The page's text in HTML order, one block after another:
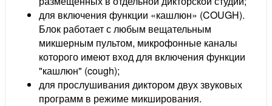
для включения функции «кашлюн» (COUGH).
Блок работает с любым вещательным
микшерным пультом, микрофонные каналы
которого имеют вход для включения функции
"кашлюн" (cough);
для прослушивания диктором двух звуковых
программ в режиме микширования.